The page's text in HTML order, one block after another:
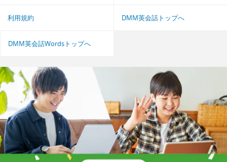
利用規約 DMM英会話トップへ
DMM英会話Wordsトップへ